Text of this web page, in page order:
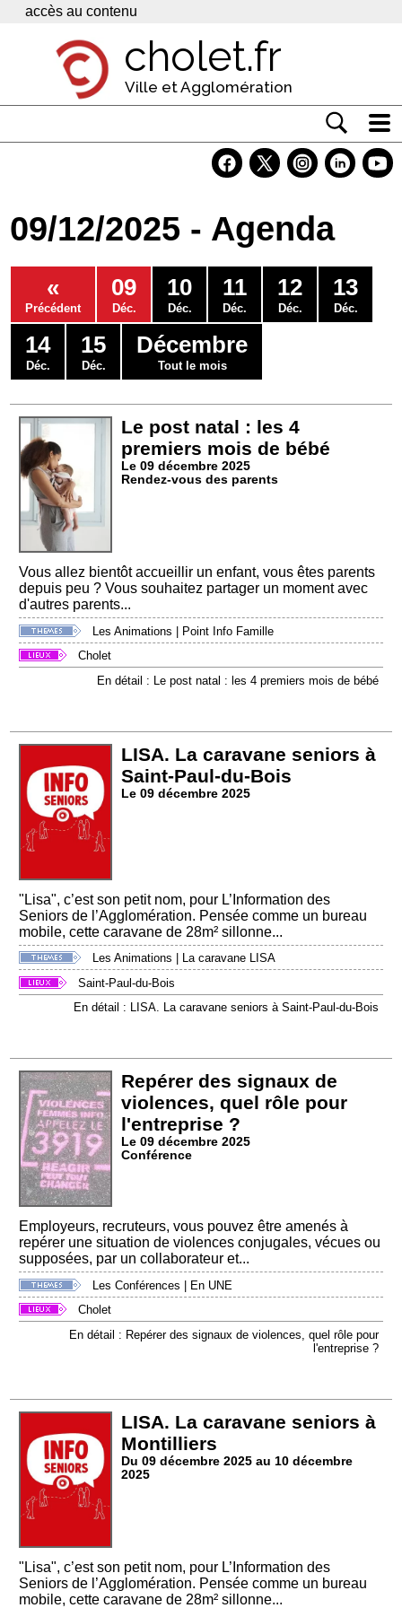
Panneau de gestion des cookies
accès au contenu
cholet.fr
Ville et Agglomération
Economie
Services
Contacts
09/12/2025 - Agenda
«
Précédent
09
Déc.
10
Déc.
11
Déc.
12
Déc.
13
Déc.
14
Déc.
15
Déc.
Décembre
Tout le mois
Le post natal : les 4
premiers mois de bébé
Le 09 décembre 2025
Rendez-vous des parents
Vous allez bientôt accueillir un enfant, vous êtes parents
depuis peu ? Vous souhaitez partager un moment avec
d'autres parents...
Les Animations | Point Info Famille
Cholet
En détail : Le post natal : les 4 premiers mois de bébé
LISA. La caravane seniors à
Saint-Paul-du-Bois
Le 09 décembre 2025
"Lisa", c’est son petit nom, pour L’Information des
Seniors de l’Agglomération. Pensée comme un bureau
mobile, cette caravane de 28m² sillonne...
Les Animations
La caravane LISA
Saint-Paul-du-Bois
En détail : LISA. La caravane seniors à Saint-Paul-du-Bois
Repérer des signaux de
violences, quel rôle pour
l'entreprise ?
Le 09 décembre 2025
Conférence
Employeurs, recruteurs, vous pouvez être amenés à
repérer une situation de violences conjugales, vécues ou
supposées, par un collaborateur et...
Les Conférences
En UNE
Cholet
En détail : Repérer des signaux de violences, quel rôle pour
l'entreprise ?
LISA. La caravane seniors à
Montilliers
Du 09 décembre 2025 au 10 décembre
2025
"Lisa", c’est son petit nom, pour L’Information des
Seniors de l’Agglomération. Pensée comme un bureau
mobile, cette caravane de 28m² sillonne...